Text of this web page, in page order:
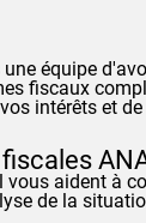
équipe
fiscaux
intérêts et
aident à
de la